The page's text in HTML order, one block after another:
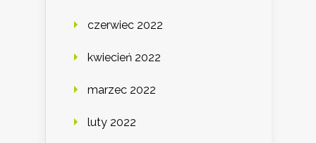
czerwiec 2022
kwiecień 2022
marzec 2022
luty 2022